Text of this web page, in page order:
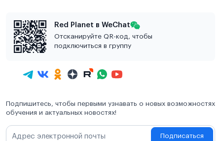
Red Planet в WeChat
Отсканируйте QR-код, чтобы
подключиться в группу
Подпишитесь, чтобы первыми узнавать о новых возможностях
обучения и актуальных новостях!
Подписаться